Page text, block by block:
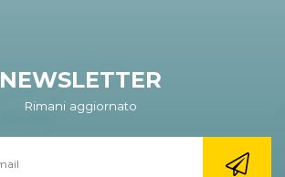
NEWSLETTER
Rimani aggiornato